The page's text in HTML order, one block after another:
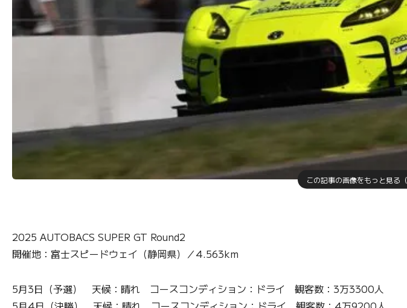
この記事の画像をもっと見る（
2025 AUTOBACS SUPER GT Round2
開催地：富士スピードウェイ（静岡県）／4.563km
5月3日（予選） 天候：晴れ コースコンディション：ドライ 観客数：3万3300人